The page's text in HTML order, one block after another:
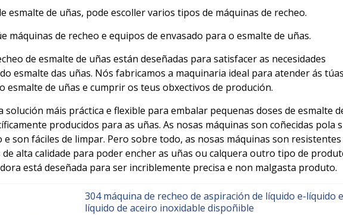
esmalte de uñas, pode escoller varios tipos de máquinas de recheo.
máquinas de recheo e equipos de envasado para o esmalte de uñas.
de esmalte de uñas están deseñadas para satisfacer as necesidades
esmalte das uñas. Nós fabricamos a maquinaria ideal para atender ás túas
esmalte de uñas e cumprir os teus obxectivos de produción.
solución máis práctica e flexible para embalar pequenas doses de esmalte
producidos para as uñas. As nosas máquinas son coñecidas pola
e son fáciles de limpar. Pero sobre todo, as nosas máquinas son resistentes
alta calidade para poder encher as uñas ou calquera outro tipo de
está deseñada para ser incriblemente precisa e non malgasta produto.
304 máquina de recheo de aspiración de líquido e-líquido
líquido de aceiro inoxidable dispoñible